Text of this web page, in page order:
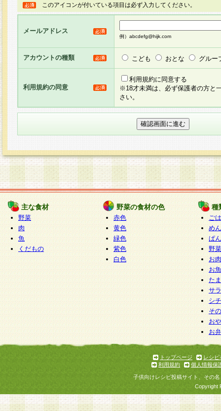
ージを設け、会員がアンケー ト調査に回答する
し、その結果を当社が集計・分析その他の利用を
るものです。なお、本サービスは、それぞれの目
員に対して本サービスの依頼を行うこともあり、
た全ての会員に対して本サービスの依頼をすると
りま す。
3.当社は、会員の事前の承諾を得ることなく、当
方 法・手段にて、本規約を任意に制定、変更ま
きるものとします。改定後の本規約等は、本規約
に掲示したときに、その 他の諸規定については
てその効力を生じるものとします。
4.本規約は、会員登録希望者による会員登録手続
の当社による会員登録の承認が完了した時点で会
たものとみなされ、会員に対して適用されるもの
5.当社がお聞きする個人情報は、すべて会員登録
で提 供いただいたものと考えております。従っ
自らの個人情報の提供を希望されない場合には、
をお預かりいたしません が、提供されないこと
商品やサービス等をご利用いただけない場合があ
了承ください。
6.当社は、お客様から当社が保有している個人情
加・ 利用停止等を求められた場合には、ご本人
て確認できた場合に限り、法令に準拠して合理的
いただきます。なお、開示 請求等の請求先は個
ります。
1.会員とは、本規約等を承諾のうえ、当社所定の
了し、当社が承認した者、グループとします。な
が以下に該当する場合は会員登録をすることがで
このアイコンが付いている項目は必ず入力してください。
メールアドレス
例）abcdefg@hijk.com
アカウントの種類 こども おとな グルー
利用規約の同意
利用規約に同意する
※18才未満は、必ず保護者の方と
さい。
主な食材
野菜
肉
魚
くだもの
野菜の食材の色
赤色
黄色
緑色
紫色
白色
種
ご
めん
ぱん
野
お
お
た
サ
シ
そ
お
お
トップページ
レシピ
利用規約
個人情報保
子供向けレシピ投稿サイト、その
Copyright